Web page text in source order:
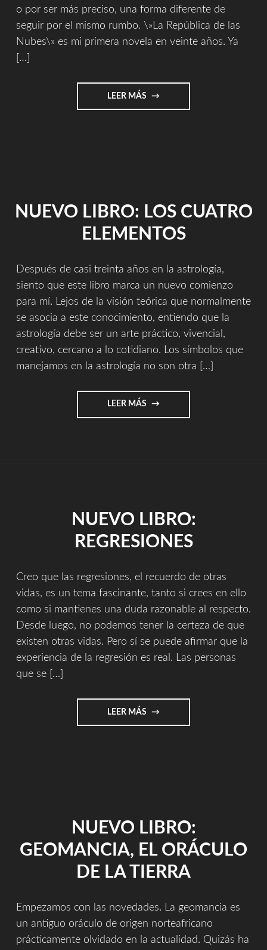
o por ser más preciso, una forma diferente de
seguir por el mismo rumbo. \»La República de las
Nubes\» es mi primera novela en veinte años. Ya
[…]
LEER MÁS "LA
REPÚBLICA
NUEVO LIBRO: LOS CUATRO
ELEMENTOS
Después de casi treinta años en la astrología,
siento que este libro marca un nuevo comienzo
para mí. Lejos de la visión teórica que normalmente
se asocia a este conocimiento, entiendo que la
astrología debe ser un arte práctico, vivencial,
creativo, cercano a lo cotidiano. Los símbolos que
manejamos en la astrología no son otra […]
LEER MÁS "NUEVO
LIBRO:
NUEVO LIBRO:
REGRESIONES
Creo que las regresiones, el recuerdo de otras
vidas, es un tema fascinante, tanto si crees en ello
como si mantienes una duda razonable al respecto.
Desde luego, no podemos tener la certeza de que
existen otras vidas. Pero sí se puede afirmar que la
experiencia de la regresión es real. Las personas
que se […]
LEER MÁS "NUEVO
LIBRO:
NUEVO LIBRO:
GEOMANCIA, EL ORÁCULO
DE LA TIERRA
Empezamos con las novedades. La geomancia es
un antiguo oráculo de origen norteafricano
prácticamente olvidado en la actualidad. Quizás ha